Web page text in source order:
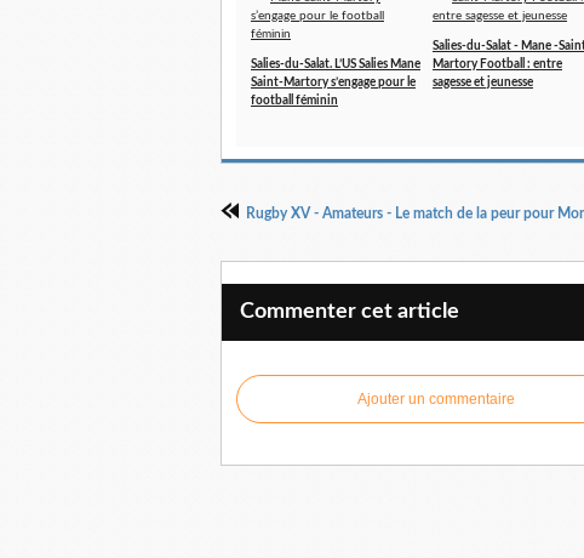
Salies-du-Salat. L’US Salies Mane
Saint-Martory s’engage pour le
football féminin
Salies-du-Salat - Mane -
Martory Football : entre
sagesse et jeunesse
Commenter cet article
Ajouter un commentaire